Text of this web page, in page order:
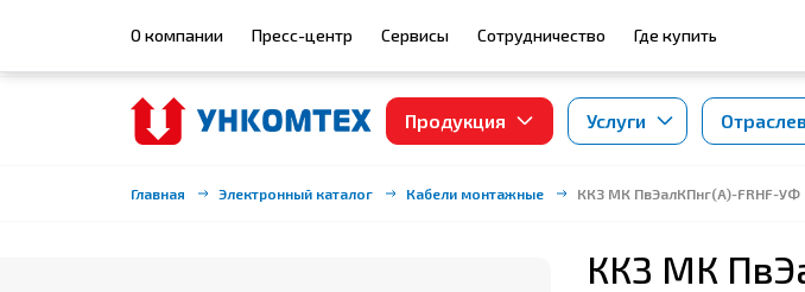
О компании Пресс-центр Сервисы Сотрудничество Где купить
Продукция Услуги
Главная Электронный каталог Кабели монтажные ККЗ МК ПвЭалКПнг(А)-FRHF-УФ
ККЗ МК